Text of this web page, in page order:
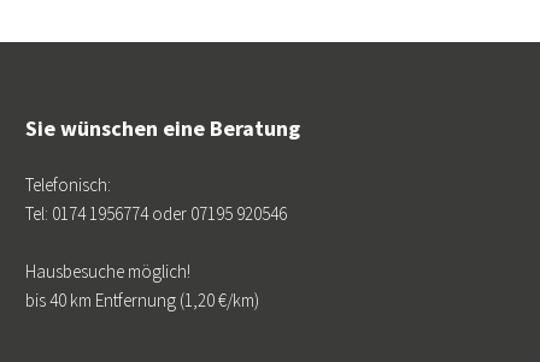
Sie wünschen eine Beratung
Telefonisch:
Tel: 0174 1956774 oder 07195 920546
Hausbesuche möglich!
bis 40 km Entfernung (1,20 €/km)